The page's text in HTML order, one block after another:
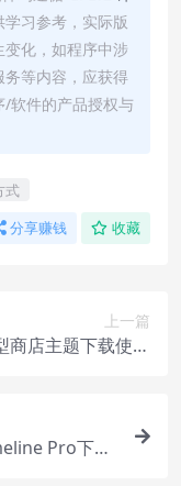
学习参考，实际版
化，如程序中涉
等内容，应获得
/软件的产品授权与
式
分享赚钱 收藏
上一篇
店主题下载使用
Pro下载